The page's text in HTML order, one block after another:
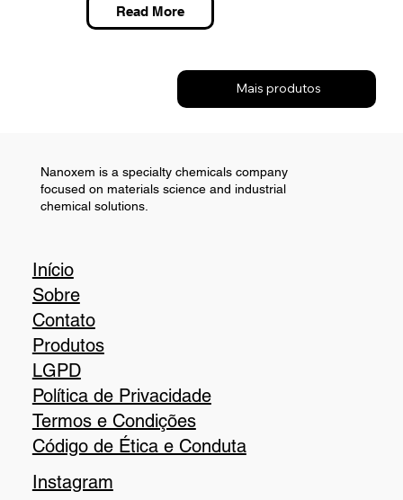
Read More
Mais produtos
Nanoxem is a specialty chemicals company
focused on materials science and industrial
chemical solutions.
Início
Sobre
Contato
Produtos
LGPD
Política de Privacidade
Termos e Condições
Código de Ética e Conduta
Instagram